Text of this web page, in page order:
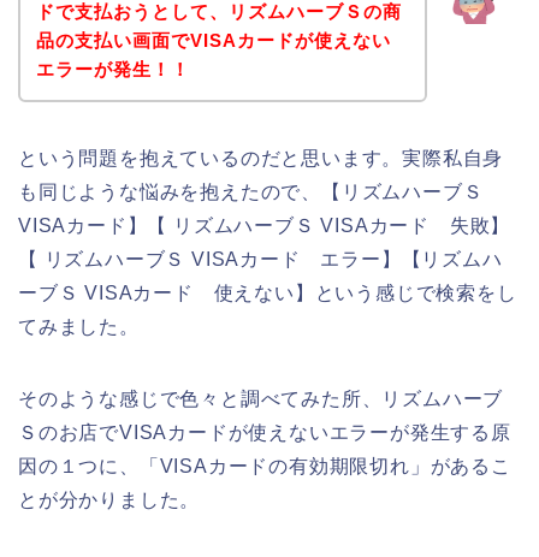
ドで支払おうとして、リズムハーブＳの商
品の支払い画面でVISAカードが使えない
エラーが発生！！
という問題を抱えているのだと思います。実際私自身
も同じような悩みを抱えたので、【リズムハーブＳ
VISAカード】【 リズムハーブＳ VISAカード 失敗】
【 リズムハーブＳ VISAカード エラー】【リズムハ
ーブＳ VISAカード 使えない】という感じで検索をし
てみました。
そのような感じで色々と調べてみた所、リズムハーブ
Ｓのお店でVISAカードが使えないエラーが発生する原
因の１つに、「VISAカードの有効期限切れ」があるこ
とが分かりました。